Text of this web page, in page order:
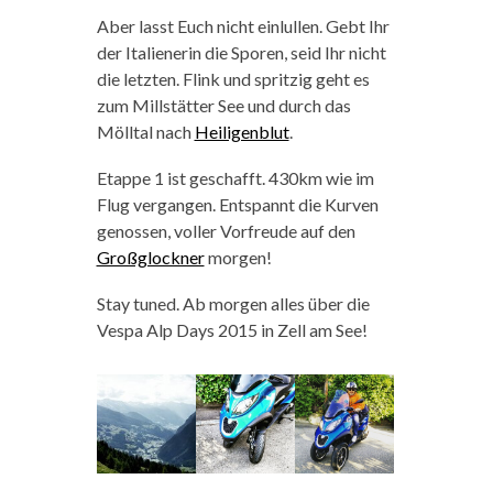
Aber lasst Euch nicht einlullen. Gebt Ihr
der Italienerin die Sporen, seid Ihr nicht
die letzten. Flink und spritzig geht es
zum Millstätter See und durch das
Mölltal nach Heiligenblut.
Etappe 1 ist geschafft. 430km wie im
Flug vergangen. Entspannt die Kurven
genossen, voller Vorfreude auf den
Großglocknermorgen!
Stay tuned. Ab morgen alles über die
Vespa Alp Days 2015 in Zell am See!